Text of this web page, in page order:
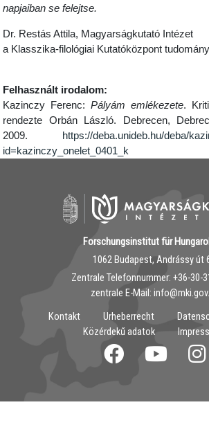
napjaiban se felejtse.
Dr. Restás Attila, Magyarságkutató Intézet
a Klasszika-filológiai Kutatóközpont
Felhasznált irodalom:
Kazinczy Ferenc:Pályám emlékezete.
rendezte Orbán László. Debrecen,
2009.
https://deba.unideb.hu/deba/
id=kazinczy_onelet_0401_k
Forschungsinstitut für
1062 Budapest, Andrássy út
Zentrale Telefonnummer: ‭+36-30-
zentrale E-Mail:
Kontakt
Urheberrecht
Közérdekű adatok